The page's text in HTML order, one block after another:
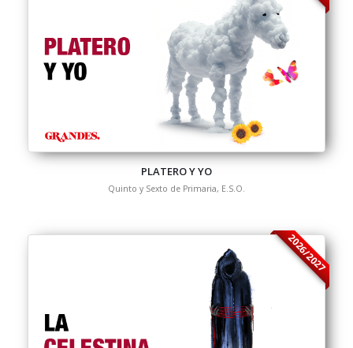
PLATERO Y YO
Quinto y Sexto de Primaria, E.S.O.
2026/2027